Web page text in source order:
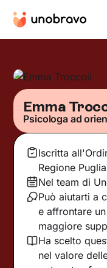
Emma
Psicologa ad
Iscritta
Regione Puglia
Nel team di
Può aiutarti a
e affrontare
maggiore
Ha scelto
nel valore